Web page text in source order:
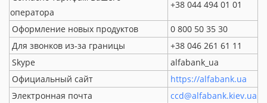
оператора
+38 044 494 01 01
Оформление новых продуктов
0 800 50 35 30
Для звонков из-за границы
+38 046 261 61 11
Skype
alfabank_ua
Официальный сайт
https://alfabank.ua
Электронная почта
ccd@alfabank.kiev.ua